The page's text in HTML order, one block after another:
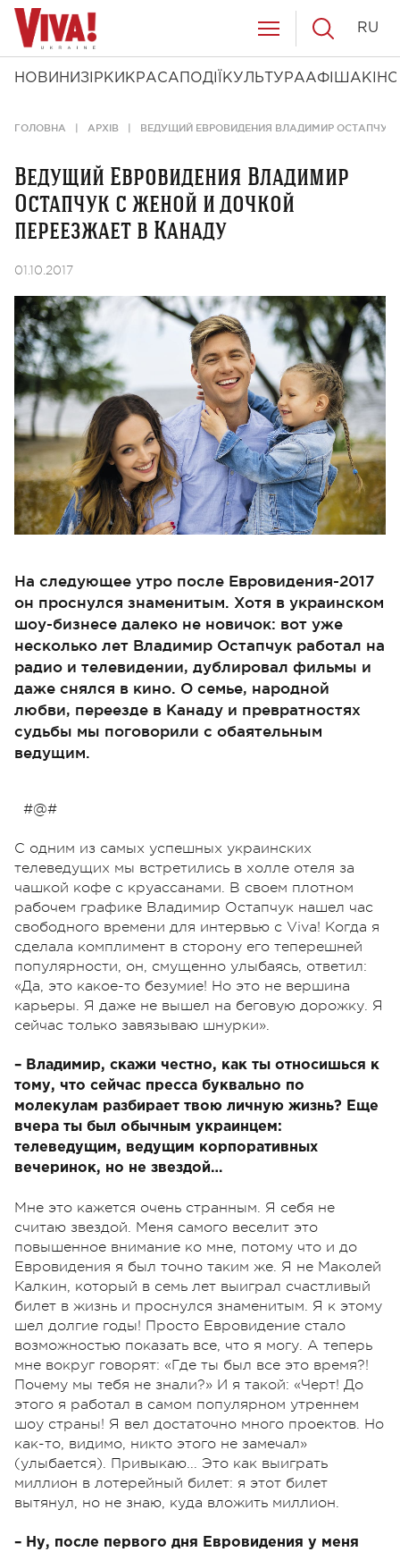
НОВИНИ ЗІРКИ КРАСА ПОДІЇ КУЛЬТУРААФІША КІНО
RU
ГОЛОВНА АРХІВ ВЕДУЩИЙ ЕВРОВИДЕНИЯ ВЛАДИМИР
Ведущий Евровидения Владимир
Остапчук с женой и дочкой
переезжает в Канаду
01.10.2017
На следующее утро после Евровидения-2017
он проснулся знаменитым. Хотя в украинском
шоу-бизнесе далеко не новичок: вот уже
несколько лет Владимир Остапчук работал на
радио и телевидении, дублировал фильмы и
даже снялся в кино. О семье, народной
любви, переезде в Канаду и превратностях
судьбы мы поговорили с обаятельным
ведущим.
#@#
С одним из самых успешных украинских
телеведущих мы встретились в холле отеля за
чашкой кофе с круассанами. В своем плотном
рабочем графике Владимир Остапчук нашел час
свободного времени для интервью с Viva! Когда я
сделала комплимент в сторону его теперешней
популярности, он, смущенно улыбаясь, ответил:
«Да, это какое-то безумие! Но это не вершина
карьеры. Я даже не вышел на беговую дорожку. Я
сейчас только завязываю шнурки».
– Владимир, скажи честно, как ты относишься к
тому, что сейчас пресса буквально по
молекулам разбирает твою личную жизнь? Еще
вчера ты был обычным украинцем:
телеведущим, ведущим корпоративных
вечеринок, но не звездой…
Мне это кажется очень странным. Я себя не
считаю звездой. Меня самого веселит это
повышенное внимание ко мне, потому что и до
Евровидения я был точно таким же. Я не Маколей
Калкин, который в семь лет выиграл счастливый
билет в жизнь и проснулся знаменитым. Я к этому
шел долгие годы! Просто Евровидение стало
возможностью показать все, что я могу. А теперь
мне вокруг говорят: «Где ты был все это время?!
Почему мы тебя не знали?» И я такой: «Черт! До
этого я работал в самом популярном утреннем
шоу страны! Я вел достаточно много проектов. Но
как-то, видимо, никто этого не замечал»
(улыбается). Привыкаю... Это как выиграть
миллион в лотерейный билет: я этот билет
вытянул, но не знаю, куда вложить миллион.
– Ну, после первого дня Евровидения у меня